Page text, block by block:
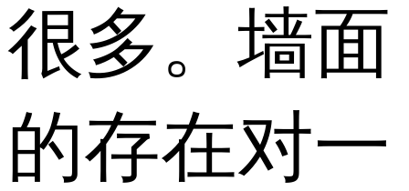
很多。墙面
的存在对一